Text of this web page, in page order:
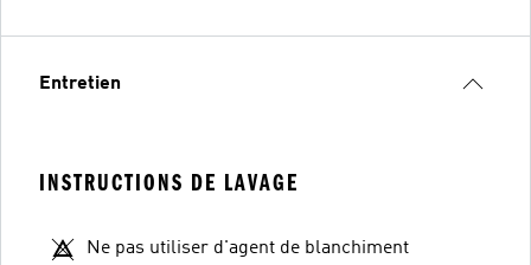
Entretien
INSTRUCTIONS DE LAVAGE
Ne pas utiliser d'agent de blanchiment